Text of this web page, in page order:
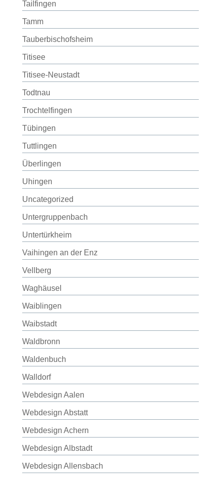
Tailfingen
Tamm
Tauberbischofsheim
Titisee
Titisee-Neustadt
Todtnau
Trochtelfingen
Tübingen
Tuttlingen
Überlingen
Uhingen
Uncategorized
Untergruppenbach
Untertürkheim
Vaihingen an der Enz
Vellberg
Waghäusel
Waiblingen
Waibstadt
Waldbronn
Waldenbuch
Walldorf
Webdesign Aalen
Webdesign Abstatt
Webdesign Achern
Webdesign Albstadt
Webdesign Allensbach